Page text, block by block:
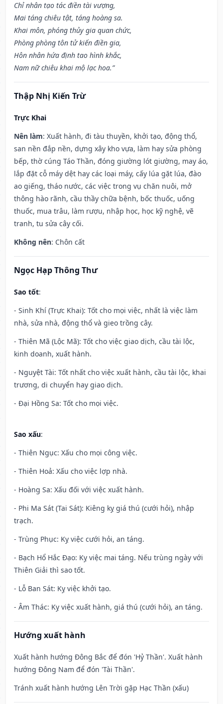
Chỉ nhân tạo tác điền tài vượng,
Mai táng chiêu tật, táng hoàng sa.
Khai môn, phóng thủy gia quan chức,
Phòng phòng tôn tử kiến điền gia,
Hôn nhân hứa định tao hình khắc,
Nam nữ chiêu khai mộ lạc hoa.”
Thập Nhị Kiến Trừ
Trực Khai
Nên làm: Xuất hành, đi tàu thuyền, khởi tạo, động thổ,
san nền đắp nền, dựng xây kho vựa, làm hay sửa phòng
bếp, thờ cúng Táo Thần, đóng giường lót giường, may áo,
lắp đặt cỗ máy dệt hay các loại máy, cấy lúa gặt lúa, đào
ao giếng, tháo nước, các việc trong vụ chăn nuôi, mở
thông hào rãnh, cầu thầy chữa bệnh, bốc thuốc, uống
thuốc, mua trâu, làm rượu, nhập học, học kỹ nghệ, vẽ
tranh, tu sửa cây cối.
Không nên: Chôn cất
Ngọc Hạp Thông Thư
Sao tốt:
- Sinh Khí (Trực Khai): Tốt cho mọi việc, nhất là việc làm
nhà, sửa nhà, động thổ và gieo trồng cây.
- Thiên Mã (Lộc Mã): Tốt cho việc giao dịch, cầu tài lộc,
kinh doanh, xuất hành.
- Nguyệt Tài: Tốt nhất cho việc xuất hành, cầu tài lộc, khai
trương, di chuyển hay giao dịch.
- Đại Hồng Sa: Tốt cho mọi việc.
Sao xấu:
- Thiên Ngục: Xấu cho mọi công việc.
- Thiên Hoả: Xấu cho việc lợp nhà.
- Hoàng Sa: Xấu đối với việc xuất hành.
- Phi Ma Sát (Tai Sát): Kiêng kỵ giá thú (cưới hỏi), nhập
trạch.
- Trùng Phục: Kỵ việc cưới hỏi, an táng.
- Bạch Hổ Hắc Đạo: Kỵ việc mai táng. Nếu trùng ngày với
Thiên Giải thì sao tốt.
- Lỗ Ban Sát: Kỵ việc khởi tạo.
- Âm Thác: Kỵ việc xuất hành, giá thú (cưới hỏi), an táng.
Hướng xuất hành
Xuất hành hướng Đông Bắc để đón 'Hỷ Thần'. Xuất hành
hướng Đông Nam để đón 'Tài Thần'.
Tránh xuất hành hướng Lên Trời gặp Hạc Thần (xấu)